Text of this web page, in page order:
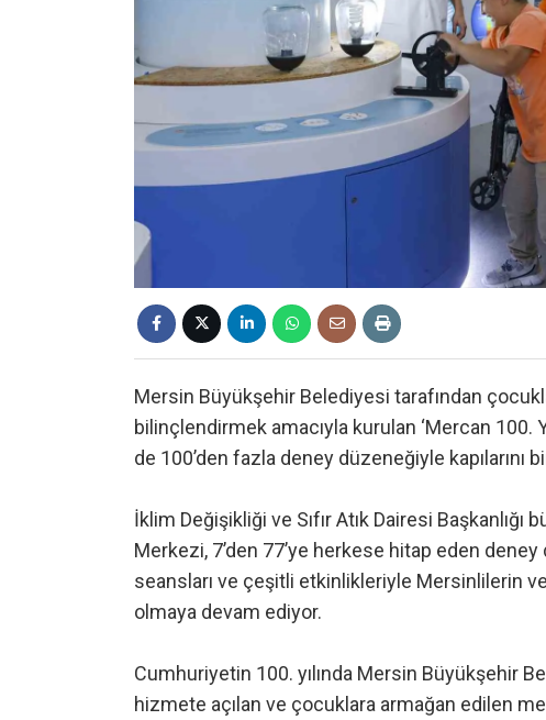
Mersin Büyükşehir Belediyesi tarafından
bilinçlendirmek amacıyla kurulan ‘Mercan 100.
de 100’den fazla deney düzeneğiyle kapılarını
İklim Değişikliği ve Sıfır Atık Dairesi
Merkezi, 7’den 77’ye herkese hitap eden
seansları ve çeşitli etkinlikleriyle Mersinlilerin
olmaya devam ediyor.
Cumhuriyetin 100. yılında Mersin Büyükşehir
hizmete açılan ve çocuklara armağan edilen